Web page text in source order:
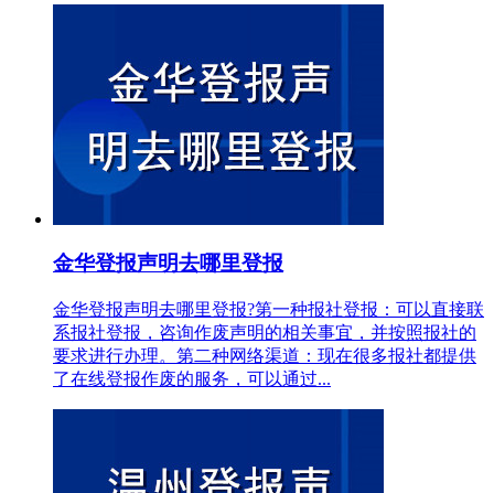
金华登报声明去哪里登报
金华登报声明去哪里登报?第一种报社登报：可以直接联
系报社登报，咨询作废声明的相关事宜，并按照报社的
要求进行办理。第二种网络渠道：现在很多报社都提供
了在线登报作废的服务，可以通过...